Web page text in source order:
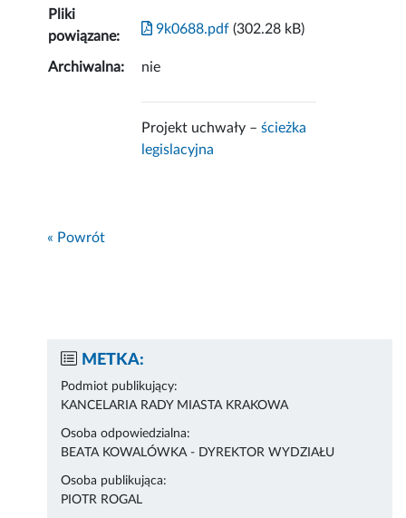
Pliki
powiązane:
9k0688.pdf (302.28 kB)
Archiwalna: nie
Projekt uchwały –ścieżka
legislacyjna
« Powrót
METKA:
Podmiot publikujący:
KANCELARIA RADY MIASTA KRAKOWA
Osoba odpowiedzialna:
BEATA KOWALÓWKA - DYREKTOR WYDZIAŁU
Osoba publikująca:
PIOTR ROGAL